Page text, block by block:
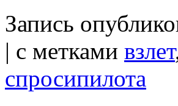
Запись
| с метками взлет
спросипилота